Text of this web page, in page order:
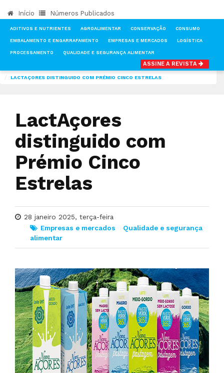
Início Números Publicados
ADITIVOS E NUTRIENTES AGROALIMENTAR CONSERVAÇÃO CONSUMO
EMBALAMENTO E ENGARRAFAMENTO EMPRESAS E MERCADOS LOGÍSTICA
PROCESSAMENTO QUALIDADE E SEGURANÇA ALIMENTAR
ASSINE A REVISTA
LACTAÇORES DISTINGUIDO COM PRÉMIO CINCO ESTRELAS
LactAçores
distinguido com
Prémio Cinco
Estrelas
28 janeiro 2025, terça-feira
Empresas e mercados
Qualidade e segurança
alimentar